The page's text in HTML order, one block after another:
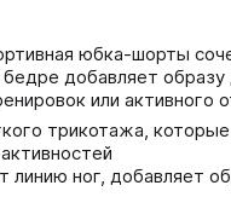
юбка-шорты
добавляет образу
или активного
трикотажа,
линию ног, добавляет